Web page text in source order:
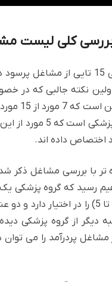
کلی لیست
نکته جالبی که در
توان گفت
تر با بررسی مشاغل ذکر
رسید که گروه پزشکی
(رتبه های 1 تا 5) را در اختیار
دل 10 رتبه دیگر از گروه پزشکی
مشاغل پردرآمد را می توان